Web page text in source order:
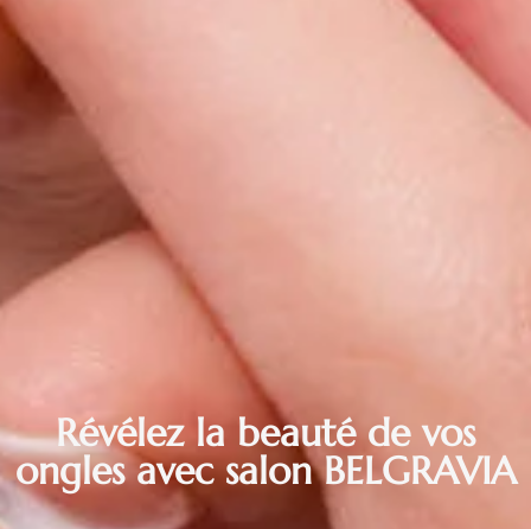
Révélez la beauté de vos
ongles avec salon BELGRAVIA